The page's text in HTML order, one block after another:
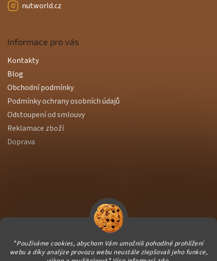
"Používáme cookies, abychom Vám umožnili pohodlné prohlížení
webu a díky analýze provozu webu neustále zlepšovali jeho funkce,
nutworld.cz
Informace pro vás
Kontakty
Blog
Obchodní podmínky
Podmínky ochrany osobních údajů
Odstoupení od smlouvy
Reklamace zboží
Doprava